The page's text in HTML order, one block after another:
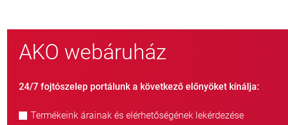
AKO webáruház
24/7 fojtószelep portálunk a következő előnyöket kínálja:
Termékeink árainak és elérhetőségének lekérdezése